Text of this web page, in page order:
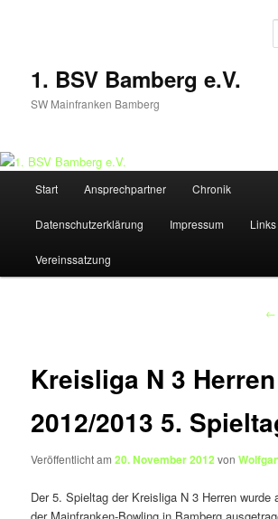
1. BSV Bamberg e.V.
SW Mainfranken Bamberg
Start Ansprechpartner Chronik
Datenschutzerklärung Impressum Links
Vereinssatzung
←
Kreisliga N 3 Herren
2012/2013 5.
Veröffentlicht am20. November 2012von
Der 5. Spieltag der Kreisliga N 3 Herren wurde
der Mainfranken-Bowling in Bamberg